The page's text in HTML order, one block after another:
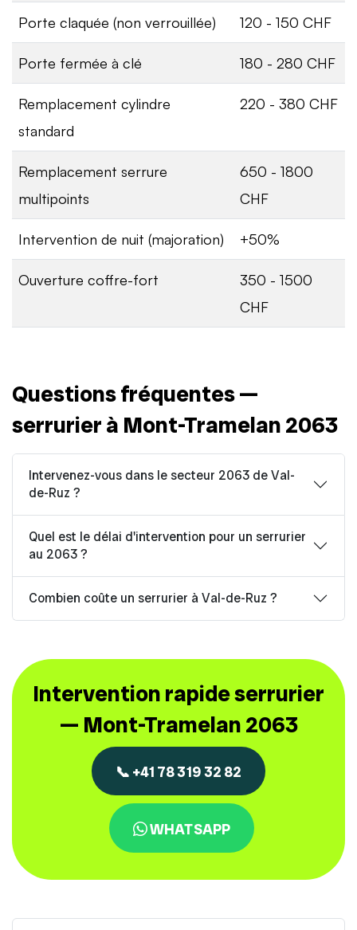
Porte claquée (non verrouillée) 120 - 150 CHF
Porte fermée à clé 180 - 280 CHF
Remplacement cylindre
standard
220 - 380 CHF
Remplacement serrure
multipoints
650 - 1800
CHF
Intervention de nuit (majoration) +50%
Ouverture coffre-fort
350 - 1500
CHF
Questions fréquentes —
serrurier à Mont-Tramelan 2063
Intervenez-vous dans le secteur 2063 de Val-
de-Ruz ?
Quel est le délai d'intervention pour un serrurier
au 2063 ?
Combien coûte un serrurier à Val-de-Ruz ?
Intervention rapide serrurier
— Mont-Tramelan 2063
📞 +41 78 319 32 82
WHATSAPP